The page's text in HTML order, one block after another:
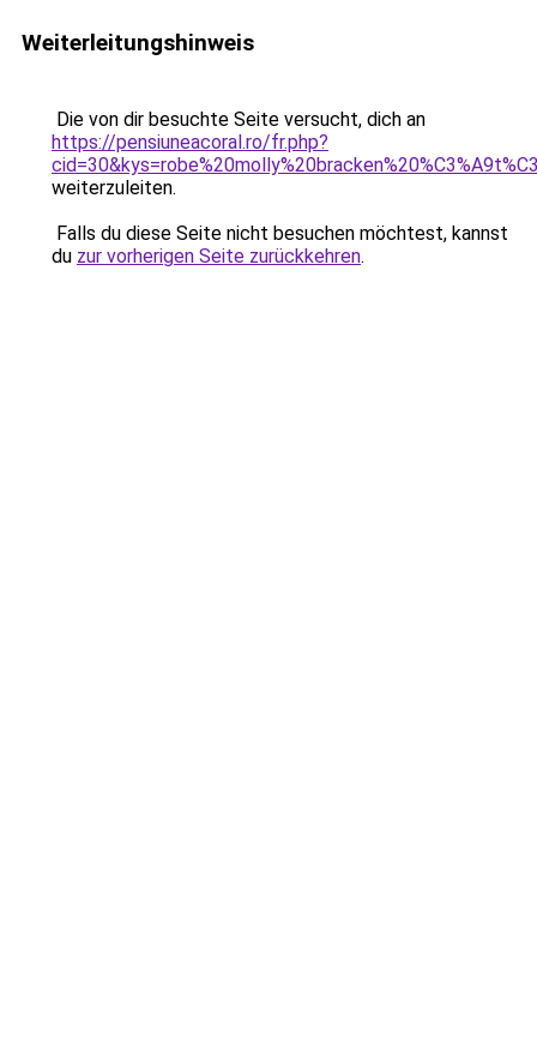
Weiterleitungshinweis
Die von dir besuchte Seite versucht, dich an
https://pensiuneacoral.ro/fr.php?
weiterzuleiten.
Falls du diese Seite nicht besuchen möchtest, kannst
du zur vorherigen Seite zurückkehren.